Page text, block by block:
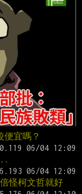
宜嗎？
怪柯文哲就好